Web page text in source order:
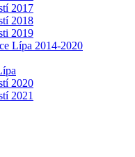
2017
2018
2019
Lípa 2014-2020
2020
2021